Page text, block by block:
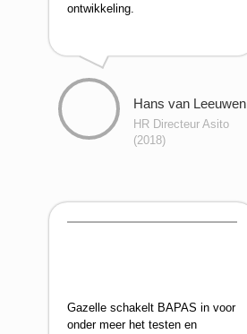
ontwikkeling.
Hans van Leeuwen
HR Directeur Asito
(2018)
Gazelle schakelt BAPAS in voor
onder meer het testen en